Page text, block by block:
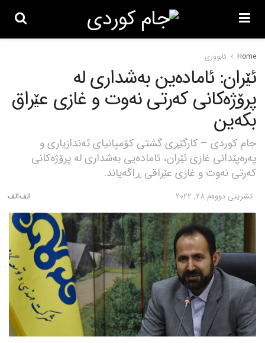
Home ئابووری
ئێران: ئامادەین بەشداری لە
پرۆژەکانی کەرتی نەوت و غازی عێراق
بکەین
جام کوردی – کارگێڕی گشتی کۆمپانیای ئەندازیاری و
پەرەپێدانی غازی ئێران، ئامادەیی بەشداری لە پرۆژەکانی
کەرتی نەوت و غازی عێراقی ڕاگەیاند.
تشرینی دووه‌م 28, 2022